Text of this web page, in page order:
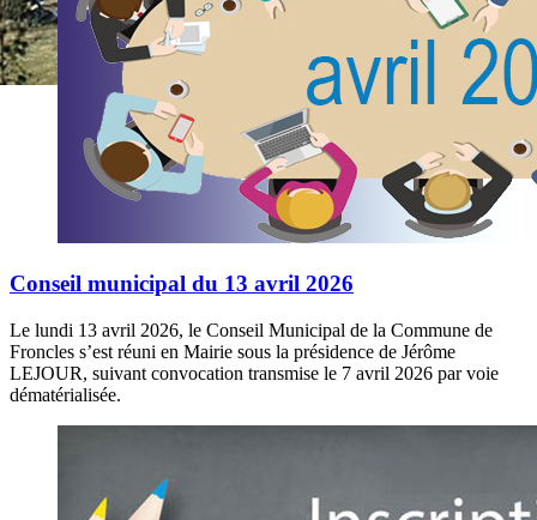
Conseil municipal du 13 avril 2026
Le lundi 13 avril 2026, le Conseil Municipal de la Commune de
Froncles s’est réuni en Mairie sous la présidence de Jérôme
LEJOUR, suivant convocation transmise le 7 avril 2026 par voie
dématérialisée.